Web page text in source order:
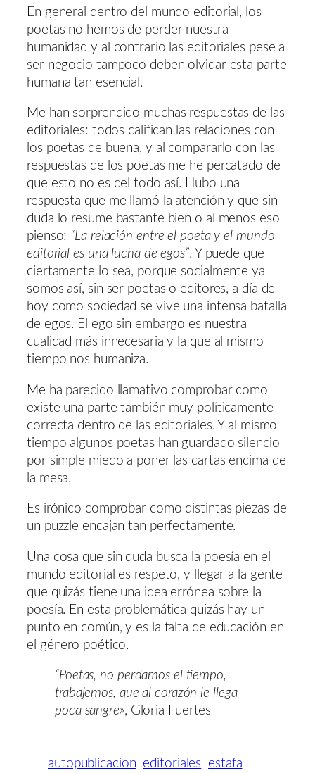
En general dentro del mundo editorial, los
poetas no hemos de perder nuestra
humanidad y al contrario las editoriales pese a
ser negocio tampoco deben olvidar esta parte
humana tan esencial.
Me han sorprendido muchas respuestas de las
editoriales: todos califican las relaciones con
los poetas de buena, y al compararlo con las
respuestas de los poetas me he percatado de
que esto no es del todo así. Hubo una
respuesta que me llamó la atención y que sin
duda lo resume bastante bien o al menos eso
pienso: “La relación entre el poeta y el mundo
editorial es una lucha de egos”. Y puede que
ciertamente lo sea, porque socialmente ya
somos así, sin ser poetas o editores, a día de
hoy como sociedad se vive una intensa batalla
de egos. El ego sin embargo es nuestra
cualidad más innecesaria y la que al mismo
tiempo nos humaniza.
Me ha parecido llamativo comprobar como
existe una parte también muy políticamente
correcta dentro de las editoriales. Y al mismo
tiempo algunos poetas han guardado silencio
por simple miedo a poner las cartas encima de
la mesa.
Es irónico comprobar como distintas piezas de
un puzzle encajan tan perfectamente.
Una cosa que sin duda busca la poesía en el
mundo editorial es respeto, y llegar a la gente
que quizás tiene una idea errónea sobre la
poesía. En esta problemática quizás hay un
punto en común, y es la falta de educación en
el género poético.
“Poetas, no perdamos el tiempo,
trabajemos, que al corazón le llega
poca sangre», Gloria Fuertes
autopublicacion editoriales
estafa